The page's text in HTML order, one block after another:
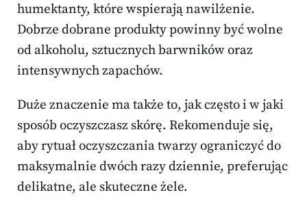
humektanty, które wspierają nawilżenie.
Dobrze dobrane produkty powinny być wolne
od alkoholu, sztucznych barwników oraz
intensywnych zapachów.
Duże znaczenie ma także to, jak często i w jaki
sposób oczyszczasz skórę. Rekomenduje się,
aby rytuał oczyszczania twarzy ograniczyć do
maksymalnie dwóch razy dziennie, preferując
delikatne, ale skuteczne żele.